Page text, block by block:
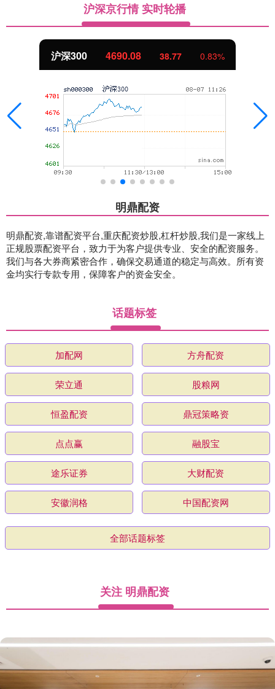
沪深京行情 实时轮播
沪深300 4690.08 38.77 0.83%
明鼎配资
明鼎配资,靠谱配资平台,重庆配资炒股,杠杆炒股,我们是一家线上
正规股票配资平台，致力于为客户提供专业、安全的配资服务。
我们与各大券商紧密合作，确保交易通道的稳定与高效。所有资
金均实行专款专用，保障客户的资金安全。
话题标签
加配网 方舟配资
荣立通 股粮网
恒盈配资 鼎冠策略资
点点赢 融股宝
途乐证券 大财配资
安徽润格 中国配资网
全部话题标签
关注 明鼎配资